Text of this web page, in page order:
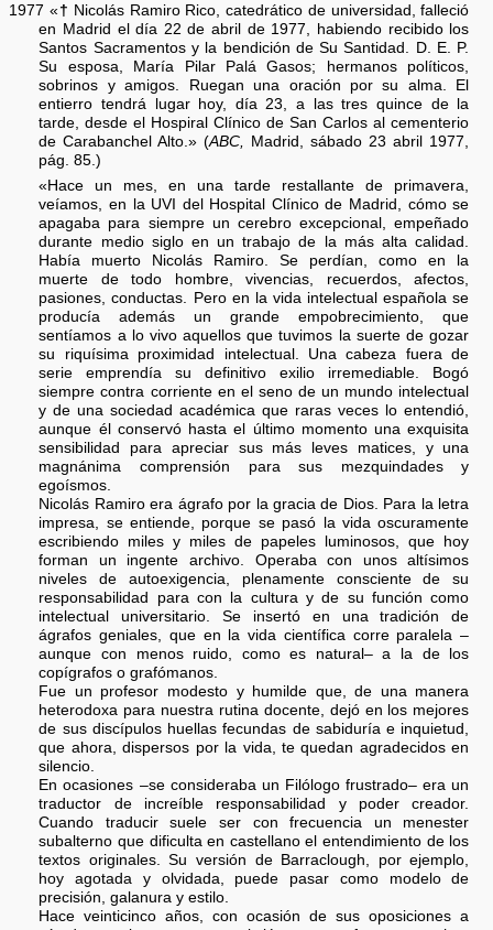
1977 « † Nicolás Ramiro Rico, catedrático de universidad, falleció
en Madrid el día 22 de abril de 1977, habiendo recibido los
Santos Sacramentos y la bendición de Su Santidad. D. E. P.
Su esposa, María Pilar Palá Gasos; hermanos políticos,
sobrinos y amigos. Ruegan una oración por su alma. El
entierro tendrá lugar hoy, día 23, a las tres quince de la
tarde, desde el Hospiral Clínico de San Carlos al cementerio
de Carabanchel Alto.» (ABC,
Madrid, sábado 23 abril 1977,
pág. 85.)
«Hace un mes, en una tarde restallante de primavera,
veíamos, en la UVI del Hospital Clínico de Madrid, cómo se
apagaba para siempre un cerebro excepcional, empeñado
durante medio siglo en un trabajo de la más alta calidad.
Había muerto Nicolás Ramiro. Se perdían, como en la
muerte de todo hombre, vivencias, recuerdos, afectos,
pasiones, conductas. Pero en la vida intelectual española se
producía además un grande empobrecimiento, que
sentíamos a lo vivo aquellos que tuvimos la suerte de gozar
su riquísima proximidad intelectual. Una cabeza fuera de
serie emprendía su definitivo exilio irremediable. Bogó
siempre contra corriente en el seno de un mundo intelectual
y de una sociedad académica que raras veces lo entendió,
aunque él conservó hasta el último momento una exquisita
sensibilidad para apreciar sus más leves matices, y una
magnánima comprensión para sus mezquindades y
egoísmos.
Nicolás Ramiro era ágrafo por la gracia de Dios. Para la letra
impresa, se entiende, porque se pasó la vida oscuramente
escribiendo miles y miles de papeles luminosos, que hoy
forman un ingente archivo. Operaba con unos altísimos
niveles de autoexigencia, plenamente consciente de su
responsabilidad para con la cultura y de su función como
intelectual universitario. Se insertó en una tradición de
ágrafos geniales, que en la vida científica corre paralela –
aunque con menos ruido, como es natural– a la de los
copígrafos o grafómanos.
Fue un profesor modesto y humilde que, de una manera
heterodoxa para nuestra rutina docente, dejó en los mejores
de sus discípulos huellas fecundas de sabiduría e inquietud,
que ahora, dispersos por la vida, te quedan agradecidos en
silencio.
En ocasiones –se consideraba un Filólogo frustrado– era un
traductor de increíble responsabilidad y poder creador.
Cuando traducir suele ser con frecuencia un menester
subalterno que dificulta en castellano el entendimiento de los
textos originales. Su versión de Barraclough, por ejemplo,
hoy agotada y olvidada, puede pasar como modelo de
precisión, galanura y estilo.
Hace veinticinco años, con ocasión de sus oposiciones a